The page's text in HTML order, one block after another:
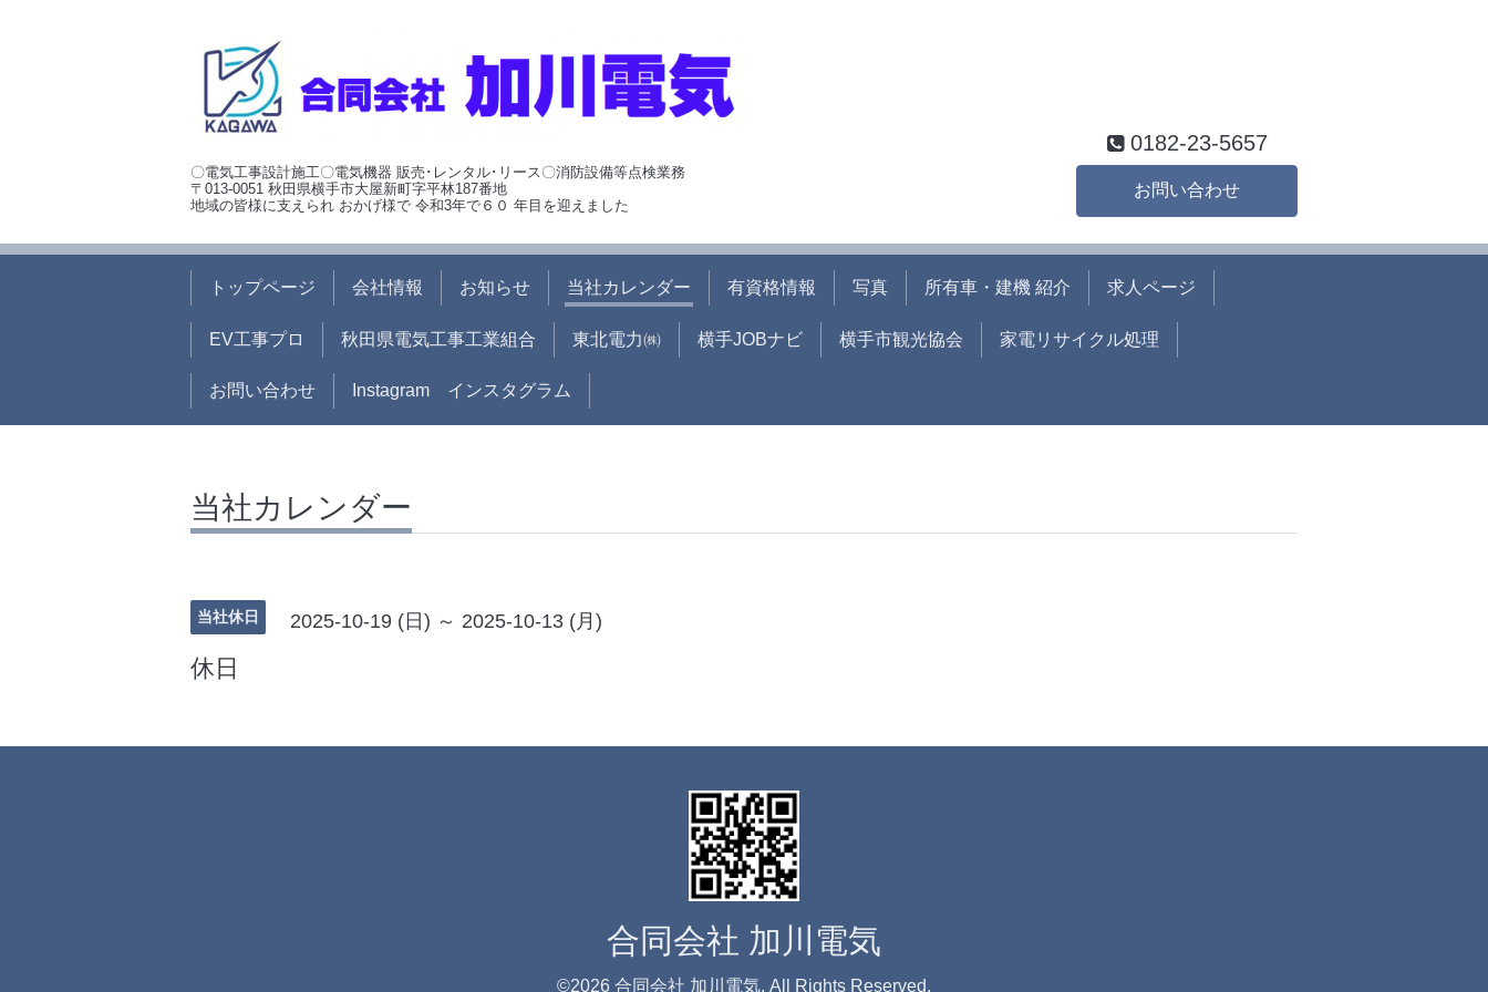
〇電気工事設計施工〇電気機器 販売･レンタル･リース〇消防設備等点検業務
〒013-0051 秋田県横手市大屋新町字平林187番地
地域の皆様に支えられ おかげ様で 令和3年で６０ 年目を迎えました
0182-23-5657
お問い合わせ
トップページ 会社情報 お知らせ 当社カレンダー 有資格情報 写真 所有車・建機 紹介 求人ページ
EV工事プロ 秋田県電気工事工業組合 東北電力㈱ 横手JOBナビ 横手市観光協会 家電リサイクル処理
お問い合わせ Instagram インスタグラム
当社カレンダー
当社休日 2025-10-19 (日) ～ 2025-10-13 (月)
休日
合同会社 加川電気
©2026 合同会社 加川電気. All Rights Reserved.